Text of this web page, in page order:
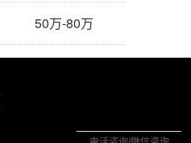
50万-80万